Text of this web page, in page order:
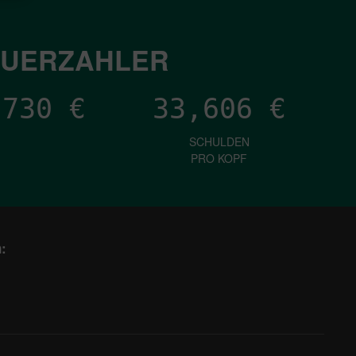
€ 33,606 €
SCHULDEN
PRO KOPF